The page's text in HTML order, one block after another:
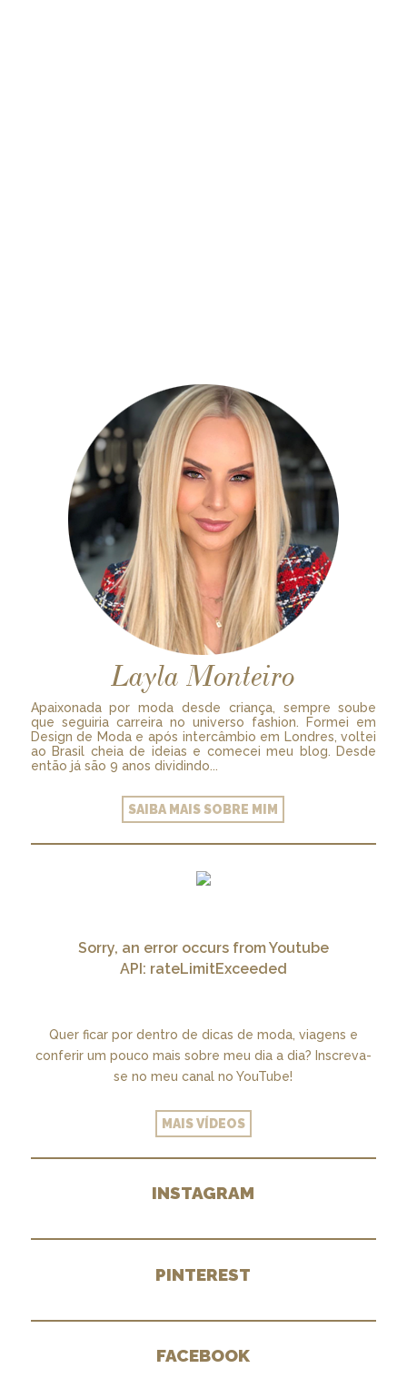
Layla Monteiro
Apaixonada por moda desde criança, sempre soube
que seguiria carreira no universo fashion. Formei em
Design de Moda e após intercâmbio em Londres, voltei
ao Brasil cheia de ideias e comecei meu blog. Desde
então já são 9 anos dividindo...
SAIBA MAIS SOBRE MIM
Sorry, an error occurs from Youtube
API: rateLimitExceeded
Quer ficar por dentro de dicas de moda, viagens e
conferir um pouco mais sobre meu dia a dia? Inscreva-
se no meu canal no YouTube!
MAIS VÍDEOS
INSTAGRAM
PINTEREST
FACEBOOK